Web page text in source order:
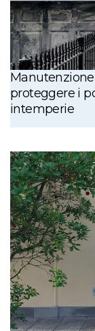
proteggere i
intemperie